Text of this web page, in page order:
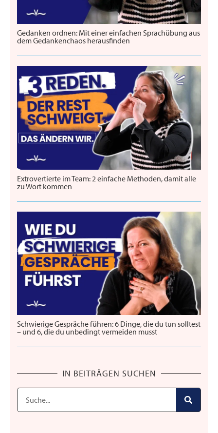
Gedanken ordnen: Mit einer einfachen Sprachübung aus
dem Gedankenchaos herausfinden
Extrovertierte im Team: 2 einfache Methoden, damit alle
zu Wort kommen
Schwierige Gespräche führen: 6 Dinge, die du tun solltest
– und 6, die du unbedingt vermeiden musst
IN BEITRÄGEN SUCHEN